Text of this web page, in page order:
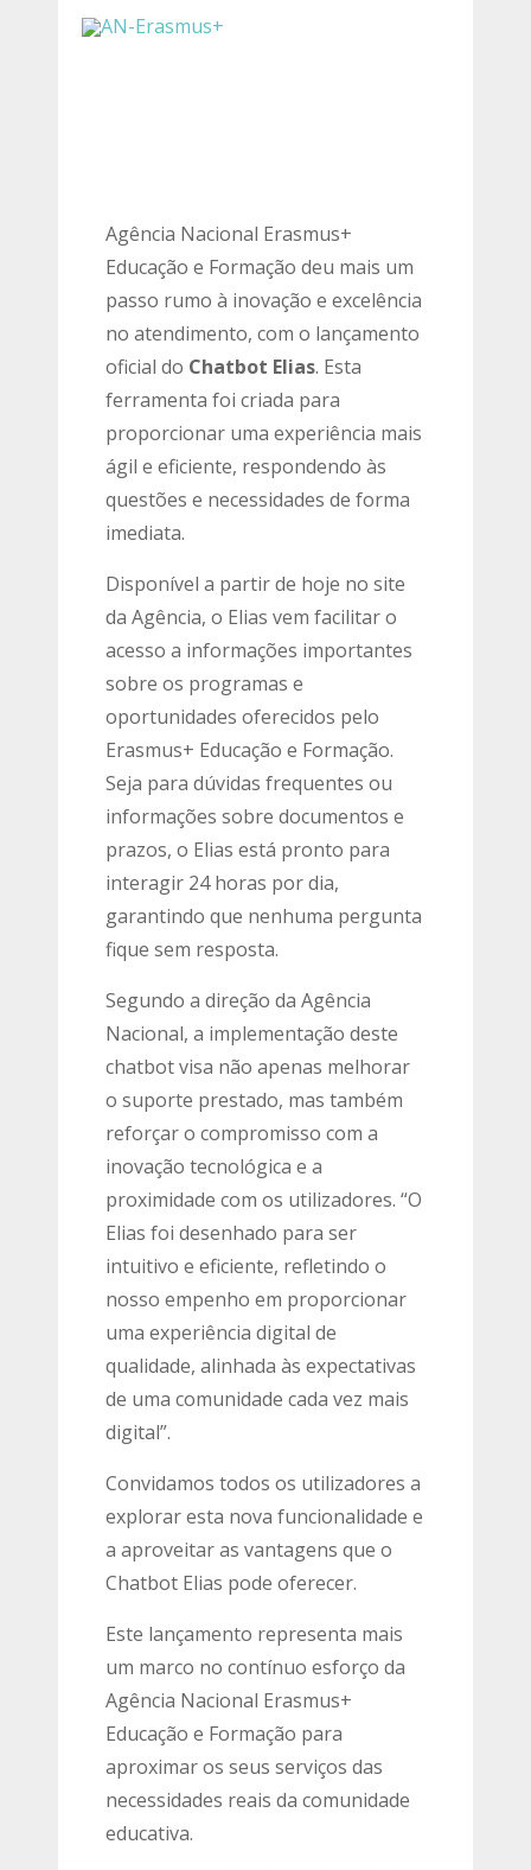
Agência Nacional Erasmus+
Educação e Formação deu mais um
passo rumo à inovação e excelência
no atendimento, com o lançamento
oficial do Chatbot Elias. Esta
ferramenta foi criada para
proporcionar uma experiência mais
ágil e eficiente, respondendo às
questões e necessidades de forma
imediata.
Disponível a partir de hoje no site
da Agência, o Elias vem facilitar o
acesso a informações importantes
sobre os programas e
oportunidades oferecidos pelo
Erasmus+ Educação e Formação.
Seja para dúvidas frequentes ou
informações sobre documentos e
prazos, o Elias está pronto para
interagir 24 horas por dia,
garantindo que nenhuma pergunta
fique sem resposta.
Segundo a direção da Agência
Nacional, a implementação deste
chatbot visa não apenas melhorar
o suporte prestado, mas também
reforçar o compromisso com a
inovação tecnológica e a
proximidade com os utilizadores. “O
Elias foi desenhado para ser
intuitivo e eficiente, refletindo o
nosso empenho em proporcionar
uma experiência digital de
qualidade, alinhada às expectativas
de uma comunidade cada vez mais
digital”.
Convidamos todos os utilizadores a
explorar esta nova funcionalidade e
a aproveitar as vantagens que o
Chatbot Elias pode oferecer.
Este lançamento representa mais
um marco no contínuo esforço da
Agência Nacional Erasmus+
Educação e Formação para
aproximar os seus serviços das
necessidades reais da comunidade
educativa.